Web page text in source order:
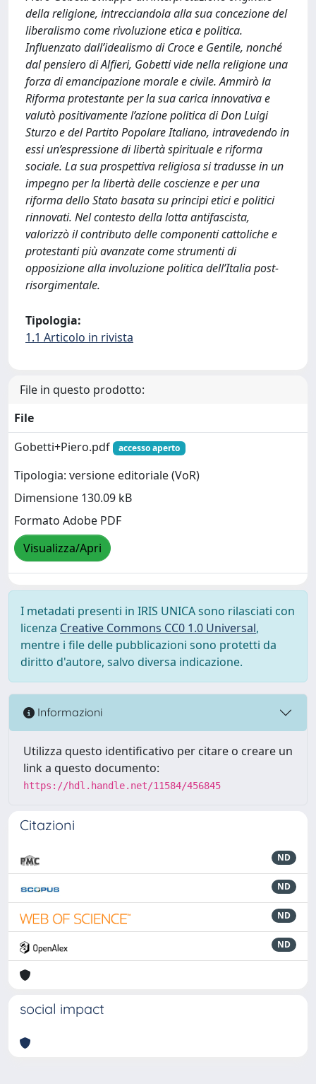
della religione, intrecciandola alla sua concezione del
liberalismo come rivoluzione etica e politica.
Influenzato dall’idealismo di Croce e Gentile, nonché
dal pensiero di Alfieri, Gobetti vide nella religione una
forza di emancipazione morale e civile. Ammirò la
Riforma protestante per la sua carica innovativa e
valutò positivamente l’azione politica di Don Luigi
Sturzo e del Partito Popolare Italiano, intravedendo in
essi un’espressione di libertà spirituale e riforma
sociale. La sua prospettiva religiosa si tradusse in un
impegno per la libertà delle coscienze e per una
riforma dello Stato basata su principi etici e politici
rinnovati. Nel contesto della lotta antifascista,
valorizzò il contributo delle componenti cattoliche e
protestanti più avanzate come strumenti di
opposizione alla involuzione politica dell’Italia post-
risorgimentale.
Tipologia:
1.1 Articolo in rivista
File in questo prodotto:
File
Gobetti+Piero.pdf
accesso aperto
Tipologia: versione editoriale (VoR)
Dimensione 130.09 kB
Formato Adobe PDF
Visualizza/Apri
I metadati presenti in IRIS UNICA sono rilasciati con
licenza Creative Commons CC0 1.0 Universal,
mentre i file delle pubblicazioni sono protetti da
diritto d'autore, salvo diversa indicazione.
Informazioni
Utilizza questo identificativo per citare o creare un
link a questo documento:
https://hdl.handle.net/11584/456845
Citazioni
ND
ND
ND
ND
social impact